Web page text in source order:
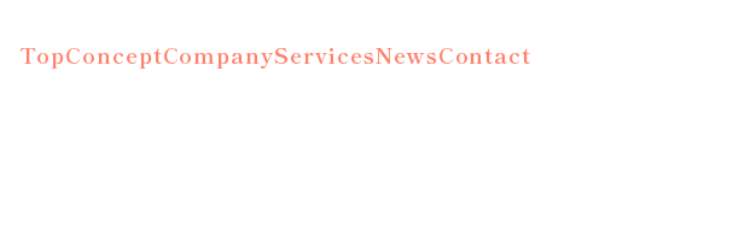
TopConceptCompanyServicesNewsContact